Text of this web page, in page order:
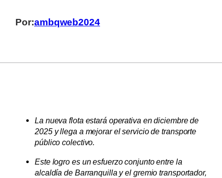
Por:ambqweb2024
La nueva flota estará operativa en diciembre de
2025 y llega a mejorar el servicio de transporte
público colectivo.
Este logro es un esfuerzo conjunto entre la
alcaldía de Barranquilla y el gremio transportador,